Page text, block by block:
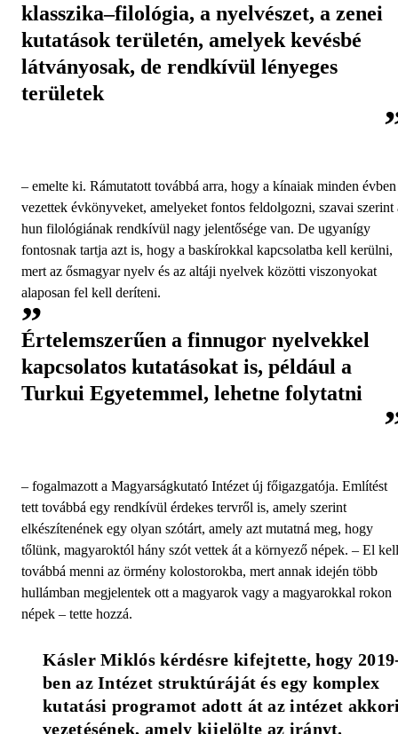
klasszika–filológia, a nyelvészet, a zenei
kutatások területén, amelyek kevésbé
látványosak, de rendkívül lényeges
területek
– emelte ki. Rámutatott továbbá arra, hogy a kínaiak minden évben
vezettek évkönyveket, amelyeket fontos feldolgozni, szavai szerint
hun filológiának rendkívül nagy jelentősége van. De ugyanígy
fontosnak tartja azt is, hogy a baskírokkal kapcsolatba kell kerülni,
mert az ősmagyar nyelv és az altáji nyelvek közötti viszonyokat
alaposan fel kell deríteni.
Értelemszerűen a finnugor nyelvekkel
kapcsolatos kutatásokat is, például a
Turkui Egyetemmel, lehetne folytatni
– fogalmazott a Magyarságkutató Intézet új főigazgatója. Említést
tett továbbá egy rendkívül érdekes tervről is, amely szerint
elkészítenének egy olyan szótárt, amely azt mutatná meg, hogy
tőlünk, magyaroktól hány szót vettek át a környező népek. – El kell
továbbá menni az örmény kolostorokba, mert annak idején több
hullámban megjelentek ott a magyarok vagy a magyarokkal rokon
népek – tette hozzá.
Kásler Miklós kérdésre kifejtette, hogy
ben az Intézet struktúráját és egy komplex
kutatási programot adott át az intézet
vezetésének, amely kijelölte az irányt.